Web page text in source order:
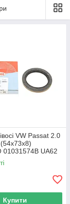
VW Passat 2.0
01031574B UA62
Купити